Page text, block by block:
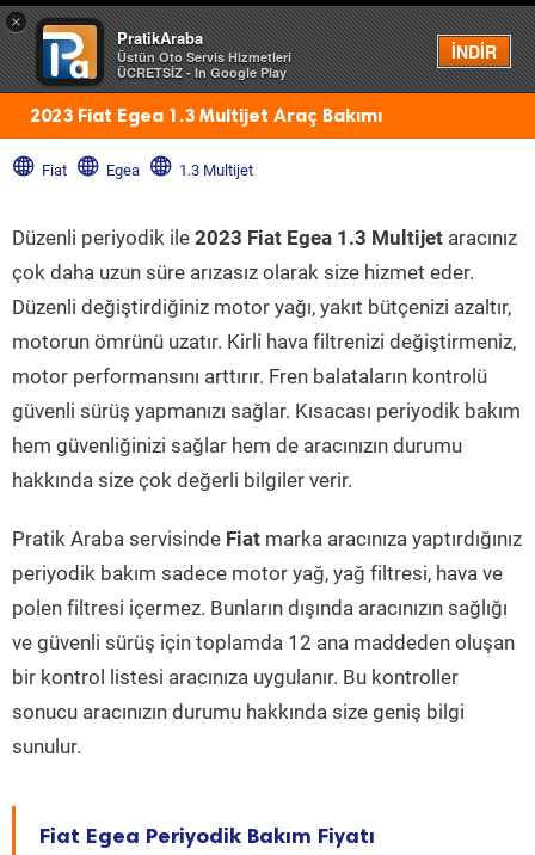
×
PratikAraba
Üstün Oto Servis Hizmetleri
ÜCRETSİZ - In Google Play
İNDİR
Menü
2023 Fiat Egea 1.3 Multijet Araç Bakımı
Fiat Egea 1.3 Multijet
Düzenli periyodik ile 2023 Fiat Egea 1.3 Multijet aracınız
çok daha uzun süre arızasız olarak size hizmet eder.
Düzenli değiştirdiğiniz motor yağı, yakıt bütçenizi azaltır,
motorun ömrünü uzatır. Kirli hava filtrenizi değiştirmeniz,
motor performansını arttırır. Fren balataların kontrolü
güvenli sürüş yapmanızı sağlar. Kısacası periyodik bakım
hem güvenliğinizi sağlar hem de aracınızın durumu
hakkında size çok değerli bilgiler verir.
Pratik Araba servisinde Fiat marka aracınıza yaptırdığınız
periyodik bakım sadece motor yağ, yağ filtresi, hava ve
polen filtresi içermez. Bunların dışında aracınızın sağlığı
ve güvenli sürüş için toplamda 12 ana maddeden oluşan
bir kontrol listesi aracınıza uygulanır. Bu kontroller
sonucu aracınızın durumu hakkında size geniş bilgi
sunulur.
Fiat Egea Periyodik Bakım Fiyatı